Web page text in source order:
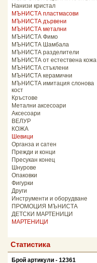
Нанизи кристал
МЪНИСТА пластмасови
МЪНИСТА дървени
МЪНИСТА метални
МЪНИСТА Фимо
МЪНИСТА Шамбала
МЪНИСТА разделители
МЪНИСТА от естествена кожа
МЪНИСТА стъклени
МЪНИСТА керамични
МЪНИСТА имитация слонова
кост
Кръстове
Метални аксесоари
Аксесоари
ВЕЛУР
КОЖА
Шевици
Органза и сатен
Прежди и конци
Пресукан конец
Шнурове
Опаковки
Фигурки
Други
Инструменти и оборудване
ПРОМОЦИЯ МЪНИСТА
ДЕТСКИ МАРТЕНИЦИ
МАРТЕНИЦИ
Статистика
Брой артикули - 12361